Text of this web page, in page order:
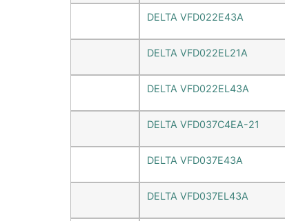
DELTA VFD022E43A
DELTA VFD022EL21A
DELTA VFD022EL43A
DELTA VFD037C4EA-21
DELTA VFD037E43A
DELTA VFD037EL43A